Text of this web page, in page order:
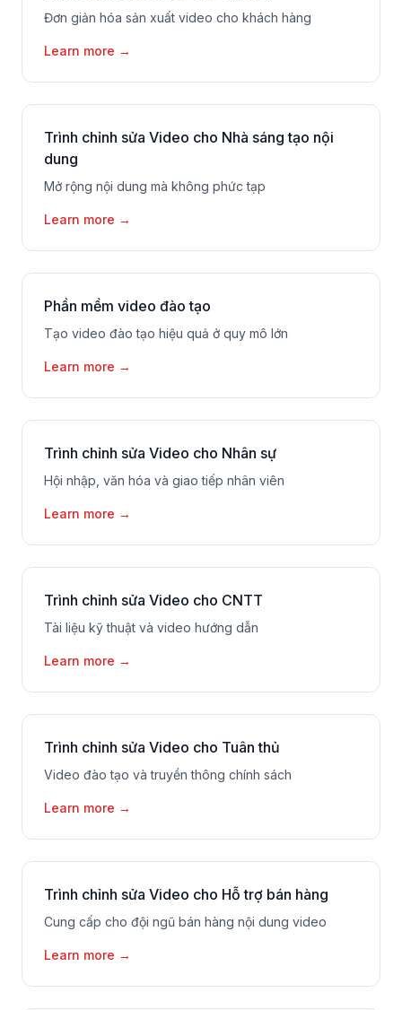
Đơn giản hóa sản xuất video cho khách hàng
Learn more →
Trình chỉnh sửa Video cho Nhà sáng tạo nội
dung
Mở rộng nội dung mà không phức tạp
Learn more →
Phần mềm video đào tạo
Tạo video đào tạo hiệu quả ở quy mô lớn
Learn more →
Trình chỉnh sửa Video cho Nhân sự
Hội nhập, văn hóa và giao tiếp nhân viên
Learn more →
Trình chỉnh sửa Video cho CNTT
Tài liệu kỹ thuật và video hướng dẫn
Learn more →
Trình chỉnh sửa Video cho Tuân thủ
Video đào tạo và truyền thông chính sách
Learn more →
Trình chỉnh sửa Video cho Hỗ trợ bán hàng
Cung cấp cho đội ngũ bán hàng nội dung video
Learn more →